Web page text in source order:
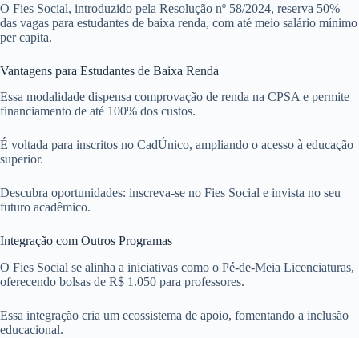
O Fies Social, introduzido pela Resolução nº 58/2024, reserva 50%
das vagas para estudantes de baixa renda, com até meio salário mínimo
per capita.
Vantagens para Estudantes de Baixa Renda
Essa modalidade dispensa comprovação de renda na CPSA e permite
financiamento de até 100% dos custos.
É voltada para inscritos no CadÚnico, ampliando o acesso à educação
superior.
Descubra oportunidades: inscreva-se no Fies Social e invista no seu
futuro acadêmico.
Integração com Outros Programas
O Fies Social se alinha a iniciativas como o Pé-de-Meia Licenciaturas,
oferecendo bolsas de R$ 1.050 para professores.
Essa integração cria um ecossistema de apoio, fomentando a inclusão
educacional.